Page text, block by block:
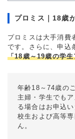
重視した点
プロミス｜18歳
プロミスは大手消費
です。さらに、申込
「18歳～19歳の学
年齢18～74歳の
主婦・学生でも
る場合はお申込
校生および高等
ん。